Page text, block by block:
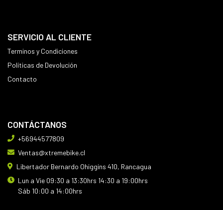
SERVICIO AL CLIENTE
Terminos y Condiciones
Políticas de Devolución
Contacto
CONTÁCTANOS
+56944577809
Ventas@xtremebike.cl
Libertador Bernardo Ohiggins 410, Rancagua
Lun a Vie 09:30 a 13:30hrs 14:30 a 19:00hrs
Sáb 10:00 a 14:00hrs